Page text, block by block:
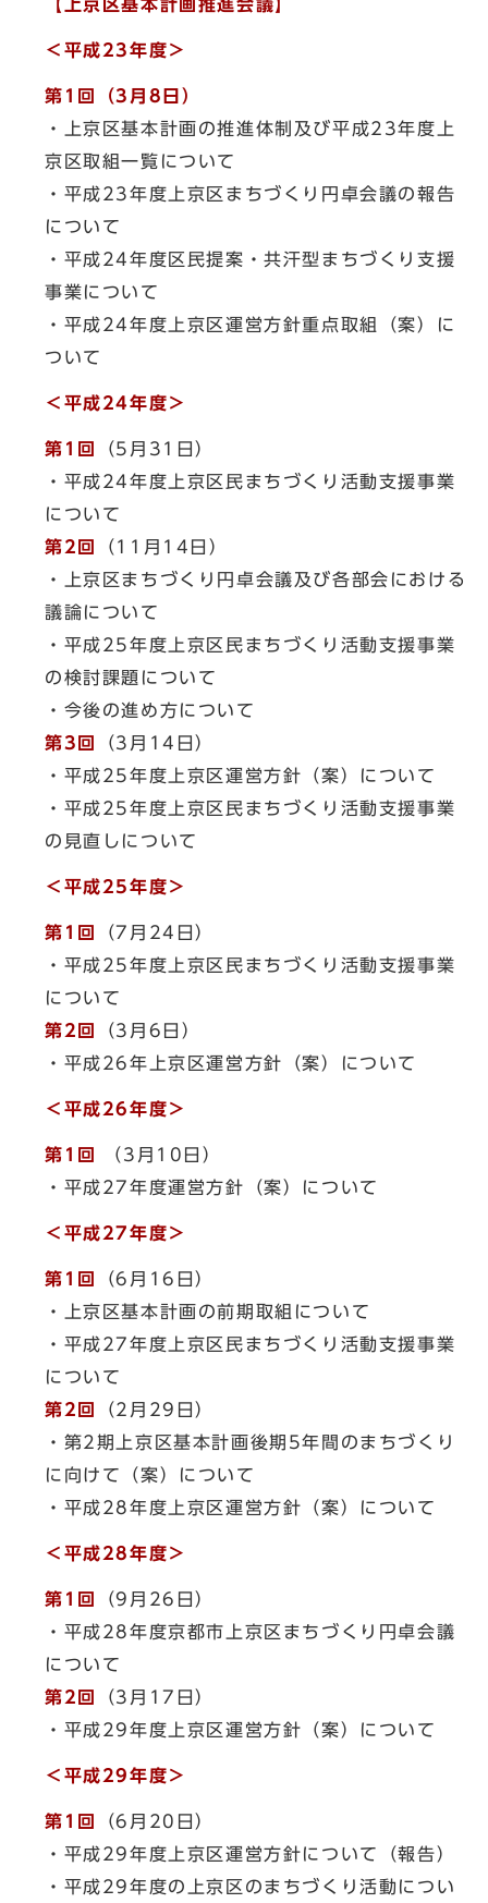
【上京区基本計画推進会議】
＜平成23年度＞
第1回（3月8日）
・上京区基本計画の推進体制及び平成23年度上
京区取組一覧について
・平成23年度上京区まちづくり円卓会議の報告
について
・平成24年度区民提案・共汗型まちづくり支援
事業について
・平成24年度上京区運営方針重点取組（案）に
ついて
＜平成24年度＞
第1回
（5月31日）
・平成24年度上京区民まちづくり活動支援事業
について
第2回
（11月14日）
・上京区まちづくり円卓会議及び各部会における
議論について
・平成25年度上京区民まちづくり活動支援事業
の検討課題について
・今後の進め方について
第3回
（3月14日）
・平成25年度上京区運営方針（案）について
・平成25年度上京区民まちづくり活動支援事業
の見直しについて
＜平成25年度＞
第1回
（7月24日）
・平成25年度上京区民まちづくり活動支援事業
について
第2回
（3月6日）
・平成26年上京区運営方針（案）について
＜平成26年度＞
第1回
（3月10日）
・平成27年度運営方針（案）について
＜平成27年度＞
第1回
（6月16日）
・上京区基本計画の前期取組について
・平成27年度上京区民まちづくり活動支援事業
について
第2回
（2月29日）
・第2期上京区基本計画後期5年間のまちづくり
に向けて（案）について
・平成28年度上京区運営方針（案）について
＜平成28年度＞
第1回
（9月26日）
・平成28年度京都市上京区まちづくり円卓会議
について
第2回
（3月17日）
・平成29年度上京区運営方針（案）について
＜平成29年度＞
第1回
（6月20日）
・平成29年度上京区運営方針について（報告）
・平成29年度の上京区のまちづくり活動につい